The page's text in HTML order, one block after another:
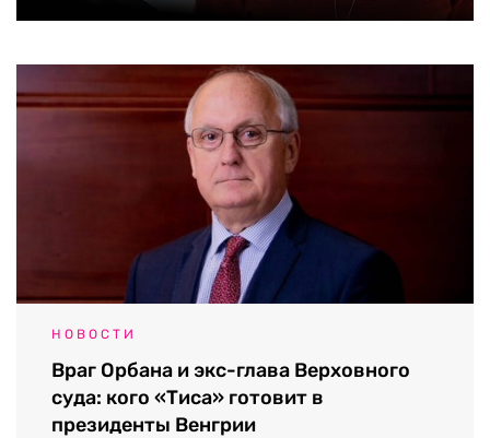
НОВОСТИ
Враг Орбана и экс-глава Верховного
суда: кого «Тиса» готовит в
президенты Венгрии